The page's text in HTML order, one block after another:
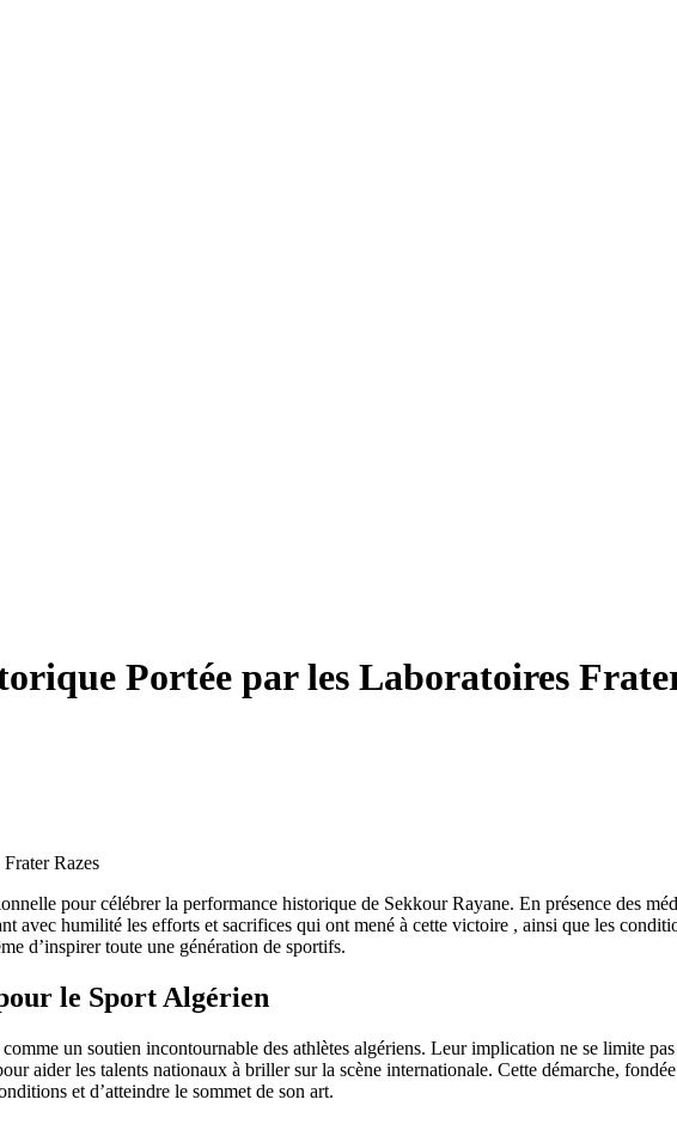
Portée par les Laboratoires
Razes
pour célébrer la performance historique de Sekkour Rayane. En présence des
avec humilité les efforts et sacrifices qui ont mené à cette victoire , ainsi que les
d’inspirer toute une génération de sportifs.
le Sport Algérien
un soutien incontournable des athlètes algériens. Leur implication ne se limite
aider les talents nationaux à briller sur la scène internationale. Cette démarche,
et d’atteindre le sommet de son art.